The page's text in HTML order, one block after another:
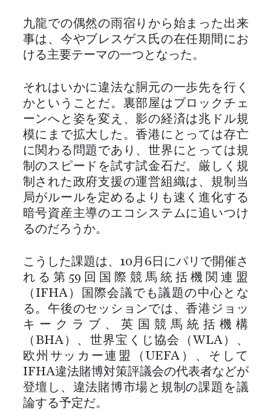
九龍での偶然の雨宿りから始まった出来
事は、今やブレスゲス氏の在任期間にお
ける主要テーマの一つとなった。
それはいかに違法な胴元の一歩先を行く
かということだ。裏部屋はブロックチェ
ーンへと姿を変え、影の経済は兆ドル規
模にまで拡大した。香港にとっては存亡
に関わる問題であり、世界にとっては規
制のスピードを試す試金石だ。厳しく規
制された政府支援の運営組織は、規制当
局がルールを定めるよりも速く進化する
暗号資産主導のエコシステムに追いつけ
るのだろうか。
こうした課題は、10月6日にパリで開催さ
れる第59回国際競馬統括機関連盟
（IFHA）国際会議でも議題の中心とな
る。午後のセッションでは、香港ジョッ
キークラブ、英国競馬統括機構
（BHA）、世界宝くじ協会（WLA）、
欧州サッカー連盟（UEFA）、そして
IFHA違法賭博対策評議会の代表者などが
登壇し、違法賭博市場と規制の課題を議
論する予定だ。